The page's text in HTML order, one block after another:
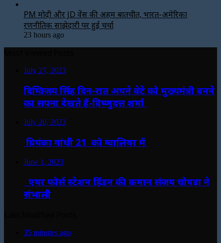
PM मोदी और JD वेंस की अहम बातचीत, भारत-अमेरिका
रणनीतिक साझेदारी पर हुई चर्चा
23 hours ago
July 27, 2023
दिग्विजय सिंह दिन-रात अपने बेटे को मुख्यमंत्री बनने
का सपना देखते हैं-विष्णुदत्त शर्मा
July 20, 2023
प्रियंका गांधी 21 को ग्वालियर में
June 1, 2023
एयर फोर्स स्टेशन हिंडन की कमान संजय चोपड़ा ने
संभाली
35 minutes ago